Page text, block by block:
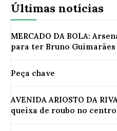
Últimas notícias
MERCADO DA BOLA:
para ter Bruno Guimarães
Peça chave
AVENIDA ARIOSTO DA
queixa de roubo no centro